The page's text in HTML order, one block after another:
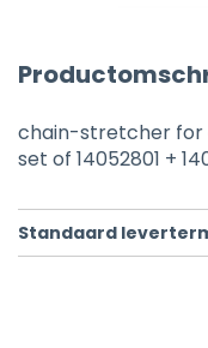
chain-stretcher for
set of 14052801 +
Standaard